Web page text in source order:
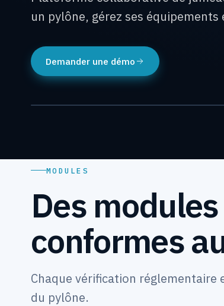
un pylône, gérez ses
Demander une démo
MODULES
Des
conformes
Chaque vérification réglementaire
du pylône.